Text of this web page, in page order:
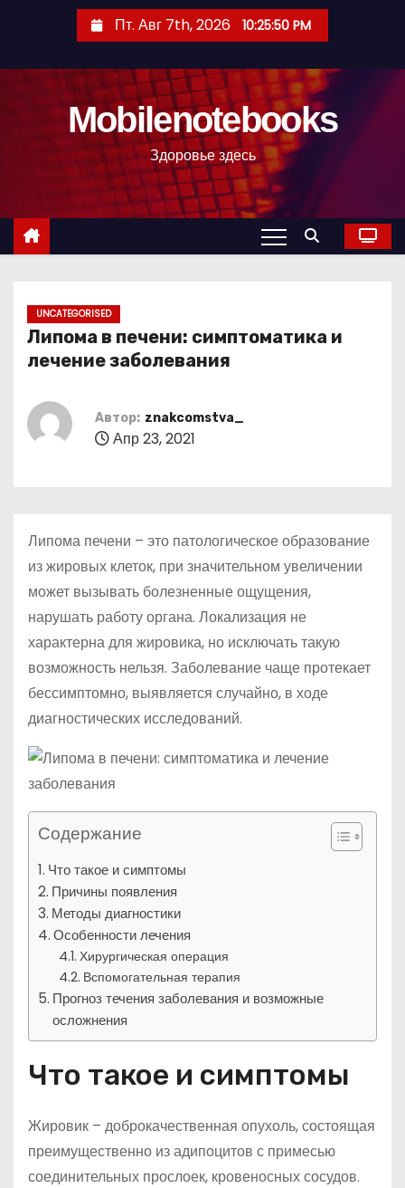
с
Пт. Авг 7th, 2026 10:25:51 PM
Mobilenotebooks
Здоровье здесь
UNCATEGORISED
Липома в печени: симптоматика и
лечение заболевания
Автор: znakcomstva_
Апр 23, 2021
Липома печени – это патологическое образование
из жировых клеток, при значительном увеличении
может вызывать болезненные ощущения,
нарушать работу органа. Локализация не
характерна для жировика, но исключать такую
возможность нельзя. Заболевание чаще протекает
бессимптомно, выявляется случайно, в ходе
диагностических исследований.
Содержание
Что такое и симптомы
Причины появления
Методы диагностики
Особенности лечения
Хирургическая операция
Вспомогательная терапия
Прогноз течения заболевания и возможные
осложнения
Что такое и симптомы
Жировик – доброкачественная опухоль, состоящая
преимущественно из адипоцитов с примесью
соединительных прослоек, кровеносных сосудов.